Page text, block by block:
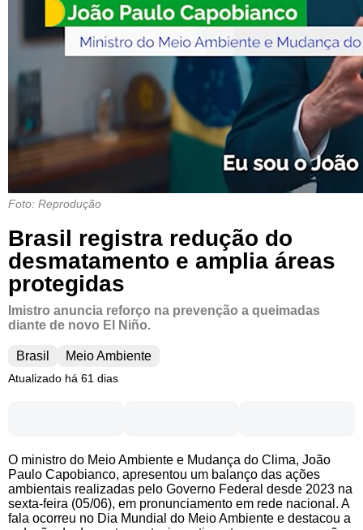
Foto: Reprodução
Brasil registra redução do
desmatamento e amplia áreas
protegidas
Imistro anuncia reforço na prevenção a queimadas
diante de novo El Niño.
Brasil Meio Ambiente
Atualizado há 61 dias
O ministro do Meio Ambiente e Mudança do Clima, João
Paulo Capobianco, apresentou um balanço das ações
ambientais realizadas pelo Governo Federal desde 2023 na
sexta-feira (05/06), em pronunciamento em rede nacional. A
fala ocorreu no Dia Mundial do Meio Ambiente e destacou a